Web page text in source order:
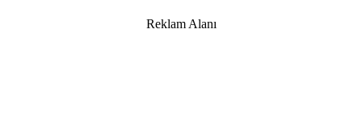
Reklam Alanı